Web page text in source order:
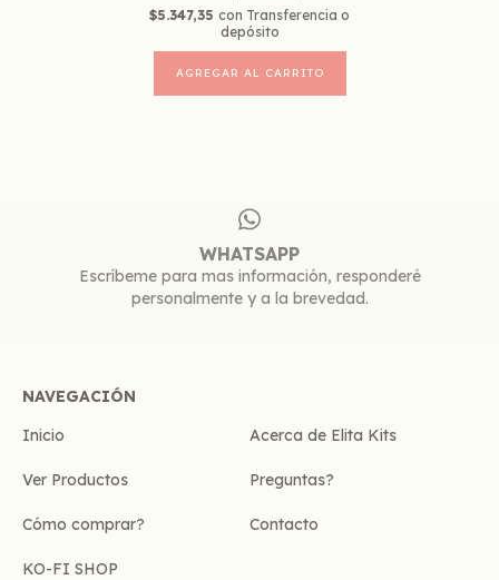
$5.347,35 con Transferencia o
depósito
WHATSAPP
Escríbeme para mas información, responderé
personalmente y a la brevedad.
NAVEGACIÓN
Inicio
Acerca de Elita Kits
Ver Productos Preguntas?
Cómo comprar? Contacto
KO-FI SHOP